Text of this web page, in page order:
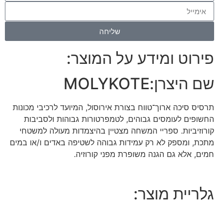
פירוט ומידע על המוצר:
שם היצרן:MOLYKOTE
תרסיס סיכה ארוך־טווח בצורת אירוסול, המיועד לרכיבי מכונות
החשופים לעומסים גבוהים, לטמפרטורות גבוהות ולסביבות
קורוזיביות. ספריי המשחה מצטיין בהיצמדות מעולה למשטחי
מתכת, ומספק לא רק עמידות גבוהה לשטיפה באדים ו/או במים
חמים, אלא גם הגנה משופרת מפני קורוזיה.
גלריית מוצר:
שליחה